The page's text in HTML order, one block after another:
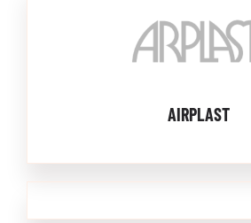
AIRPLAST